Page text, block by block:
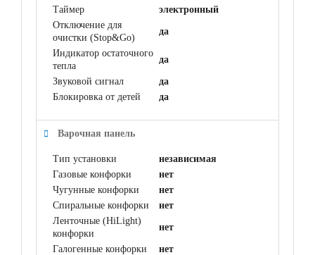
Таймер
электронный
Отключение для
очистки (Stop&Go)
да
Индикатор остаточного
тепла
да
Звуковой сигнал
да
Блокировка от детей
да
Варочная панель
Тип установки
независимая
Газовые конфорки
нет
Чугунные конфорки
нет
Спиральные конфорки
нет
Ленточные (HiLight)
конфорки
нет
Галогенные конфорки
нет